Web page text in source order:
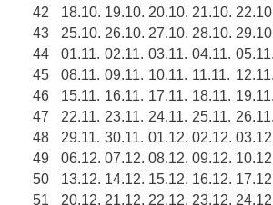
42
18.10. 19.10. 20.10. 21.10. 22.10.
43
25.10. 26.10. 27.10. 28.10. 29.10.
44
01.11. 02.11. 03.11. 04.11. 05.11.
45
08.11. 09.11. 10.11. 11.11. 12.11.
46
15.11. 16.11. 17.11. 18.11. 19.11.
47
22.11. 23.11. 24.11. 25.11. 26.11.
48
29.11. 30.11. 01.12. 02.12. 03.12.
49
06.12. 07.12. 08.12. 09.12. 10.12.
50
13.12. 14.12. 15.12. 16.12. 17.12.
51
20.12. 21.12. 22.12. 23.12. 24.12.